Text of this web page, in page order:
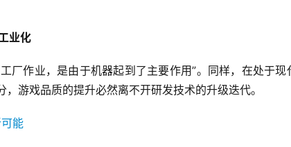
业化
厂作业，是由于机器起到了主要作用”。同样，在处于现
游戏品质的提升必然离不开研发技术的升级迭代。